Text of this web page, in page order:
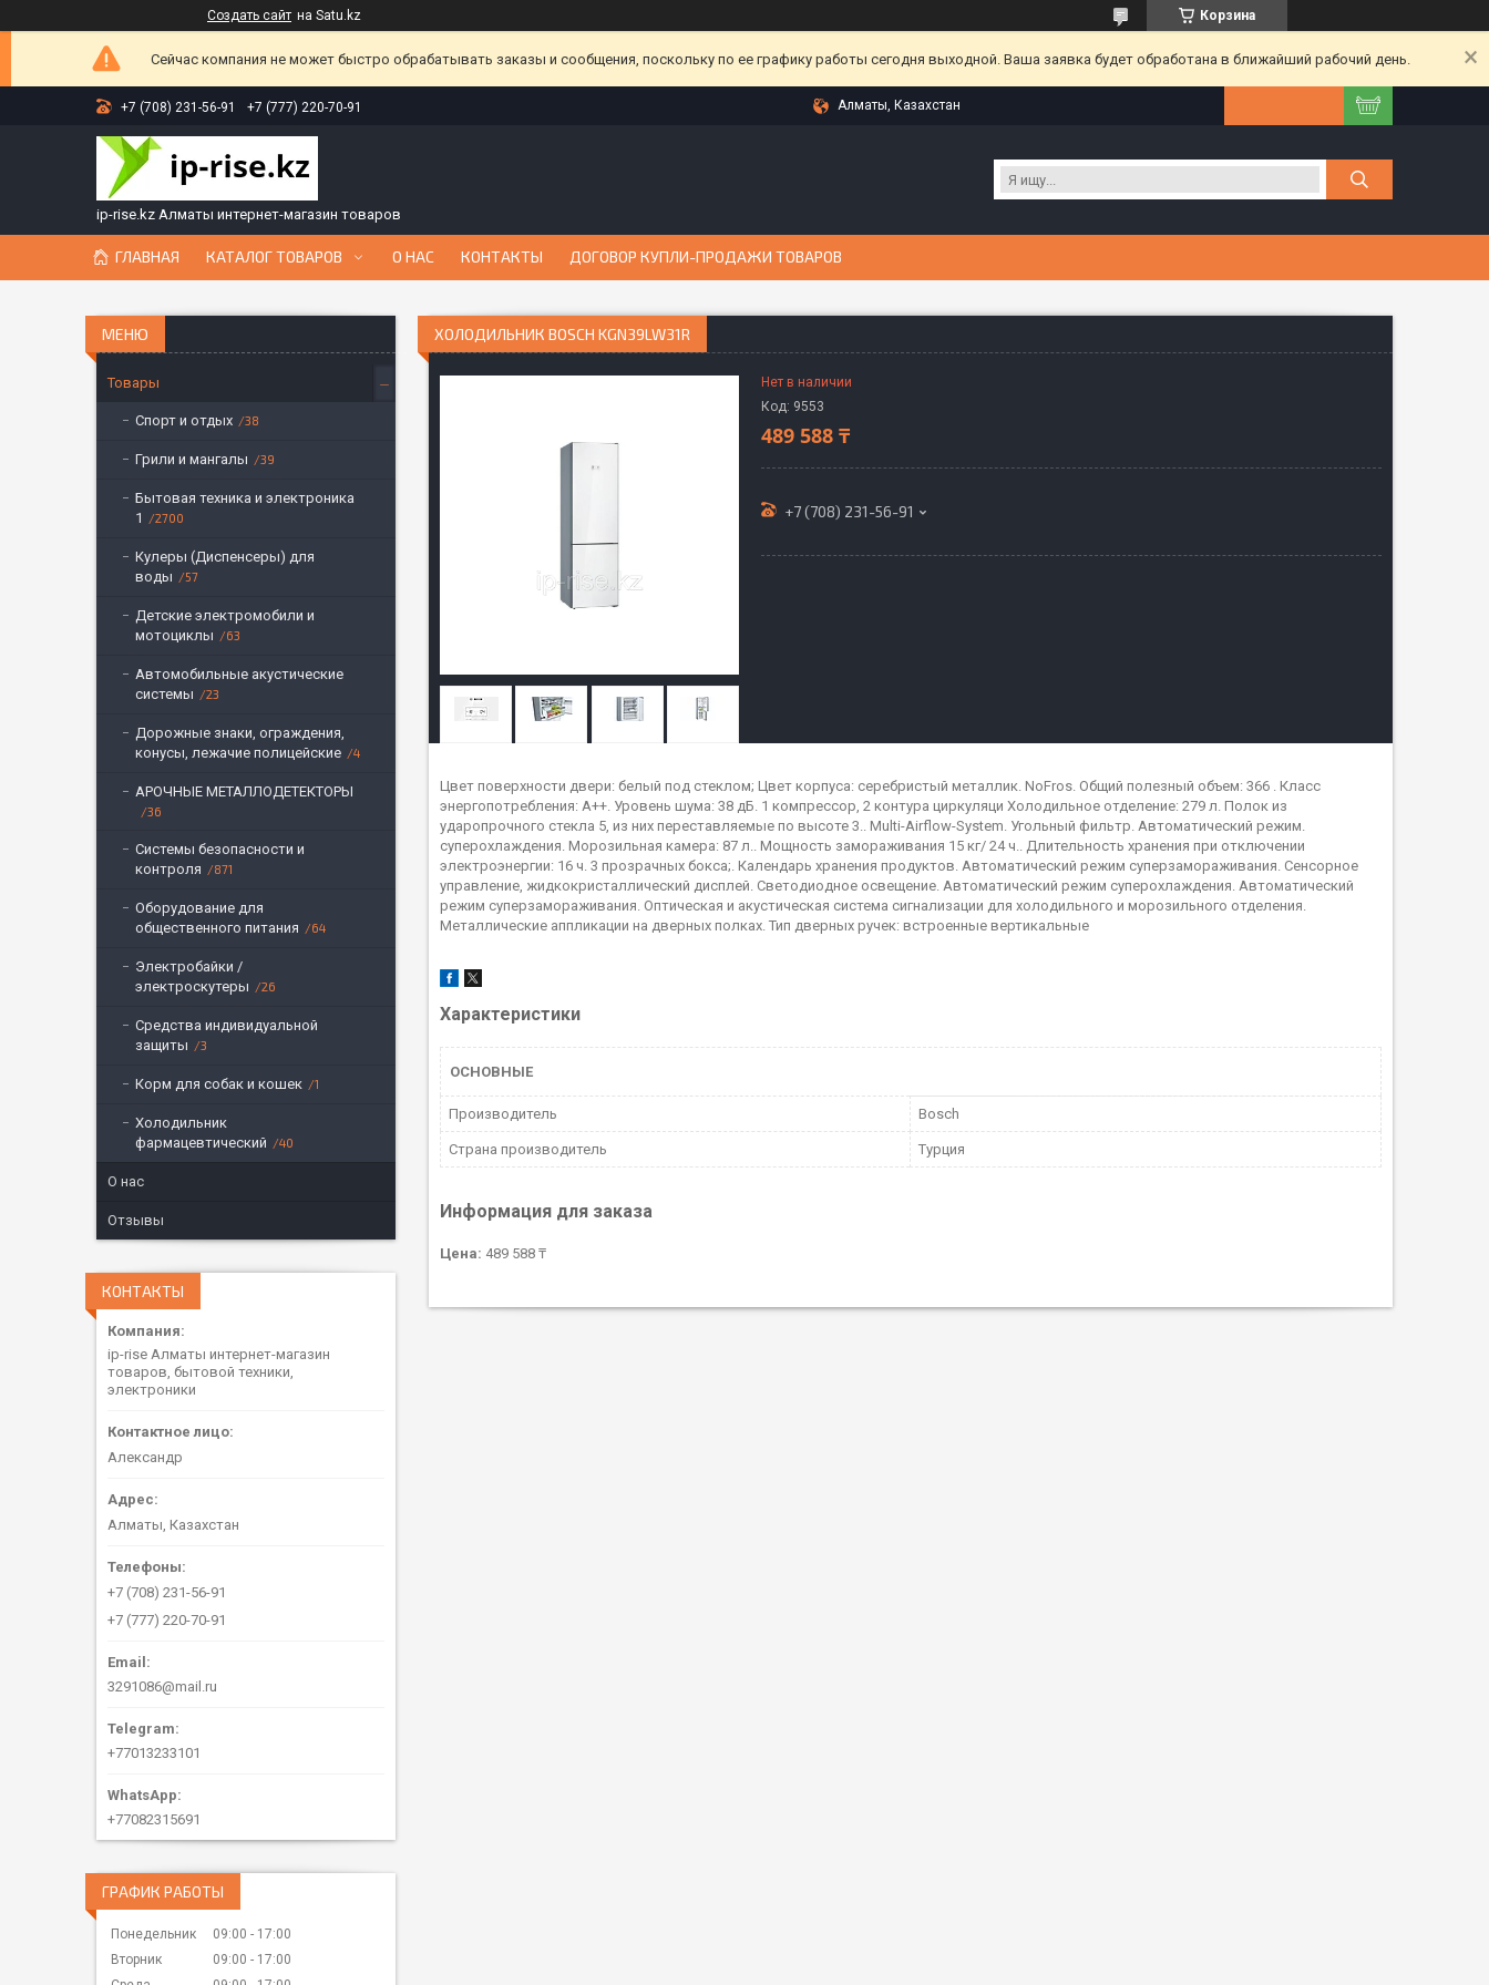
Создать сайт на Satu.kz Корзина
Сейчас компания не может быстро обрабатывать заказы и сообщения, поскольку по ее графику работы сегодня выходной. Ваша заявка будет обработана в ближайший рабочий день.
+7 (708) 231-56-91 +7 (777) 220-70-91 Алматы, Казахстан
ip-rise.kz Алматы интернет-магазин товаров
ГЛАВНАЯ КАТАЛОГ ТОВАРОВ О НАС КОНТАКТЫ ДОГОВОР КУПЛИ-ПРОДАЖИ ТОВАРОВ
ХОЛОДИЛЬНИК BOSCH KGN39LW31R
Нет в наличии
Код: 9553
489 588 ₸
+7 (708) 231-56-91
Цвет поверхности двери: белый под стеклом; Цвет корпуса: серебристый металлик. NoFros. Общий полезный объем: 366 . Класс
энергопотребления: A++. Уровень шума: 38 дБ. 1 компрессор, 2 контура циркуляци Холодильное отделение: 279 л. Полок из
ударопрочного стекла 5, из них переставляемые по высоте 3.. Multi-Airflow-System. Угольный фильтр. Автоматический режим.
суперохлаждения. Морозильная камера: 87 л.. Мощность замораживания 15 кг/ 24 ч.. Длительность хранения при отключении
электроэнергии: 16 ч. 3 прозрачных бокса;. Календарь хранения продуктов. Автоматический режим суперзамораживания. Сенсорное
управление, жидкокристаллический дисплей. Светодиодное освещение. Автоматический режим суперохлаждения. Автоматический
режим суперзамораживания. Оптическая и акустическая система сигнализации для холодильного и морозильного отделения.
Металлические аппликации на дверных полках. Тип дверных ручек: встроенные вертикальные
Характеристики
ОСНОВНЫЕ
Производитель Bosch
Страна производитель Турция
Информация для заказа
Цена: 489 588 ₸
Товары
Спорт и отдых 38
Грили и мангалы 39
Бытовая техника и электроника
1
2700
Кулеры (Диспенсеры) для
воды
57
Детские электромобили и
мотоциклы
63
Автомобильные акустические
системы
23
Дорожные знаки, ограждения,
конусы, лежачие полицейские
4
АРОЧНЫЕ МЕТАЛЛОДЕТЕКТОРЫ
36
Системы безопасности и
контроля
871
Оборудование для
общественного питания
64
Электробайки /
электроскутеры
26
Средства индивидуальной
защиты
3
Корм для собак и кошек 1
Холодильник
фармацевтический
40
О нас
Отзывы
КОНТАКТЫ
ip-rise Алматы интернет-магазин
товаров, бытовой техники,
электроники
Александр
Алматы, Казахстан
+7 (708) 231-56-91
+7 (777) 220-70-91
3291086@mail.ru
+77013233101
+77082315691
ГРАФИК РАБОТЫ
Понедельник 09:00
17:00
Вторник
09:00
17:00